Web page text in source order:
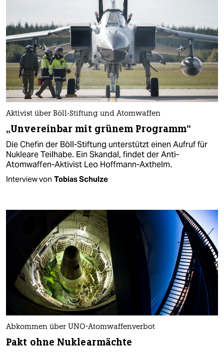
Aktivist über Böll-Stiftung und Atomwaffen
„Unvereinbar mit grünem Programm“
Die Chefin der Böll-Stiftung unterstützt einen Aufruf für
Nukleare Teilhabe. Ein Skandal, findet der Anti-
Atomwaffen-Aktivist Leo Hoffmann-Axthelm.
Interview von Tobias Schulze
Abkommen über UNO-Atomwaffenverbot
Pakt ohne Nuklearmächte